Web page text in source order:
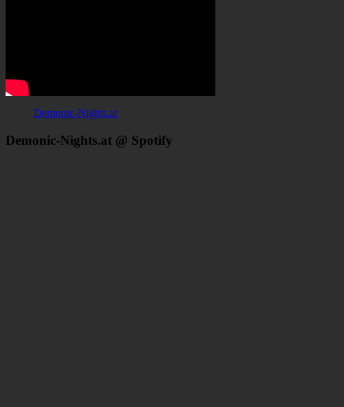
Demonic-Nights.at
Demonic-Nights.at @ Spotify